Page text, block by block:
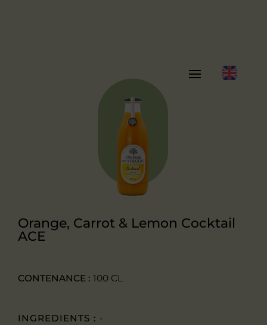
Orange, Carrot & Lemon Cocktail
ACE
CONTENANCE : 100 CL
INGREDIENTS : -